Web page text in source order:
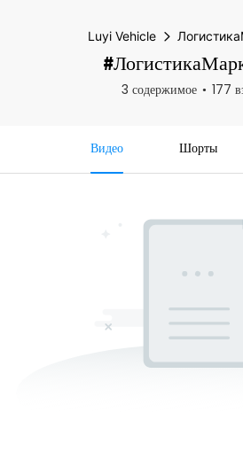
Luyi Vehicle
3 содержимое 177
Видео Шорты